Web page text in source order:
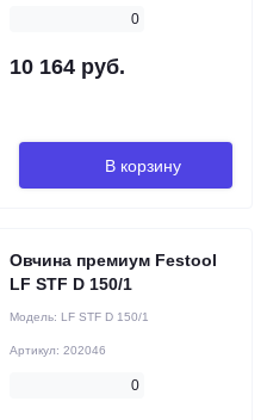
0
10 164 руб.
В корзину
Овчина премиум Festool
LF STF D 150/1
Модель: LF STF D 150/1
Артикул: 202046
0